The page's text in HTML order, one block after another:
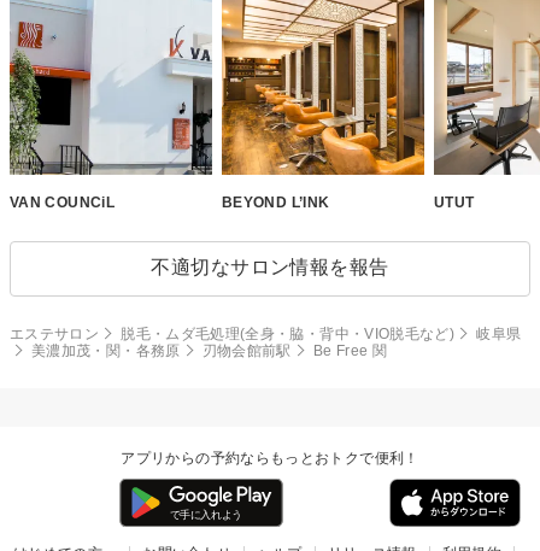
VAN COUNCiL BEYOND L’INK UTUT
不適切なサロン情報を報告
エステサロン 脱毛・ムダ毛処理(全身・脇・背中・VIO脱毛など)
岐阜県
美濃加茂・関・各務原
刃物会館前駅 Be Free 関
アプリからの予約ならもっとおトクで便利！